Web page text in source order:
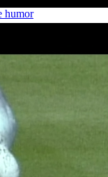
humor